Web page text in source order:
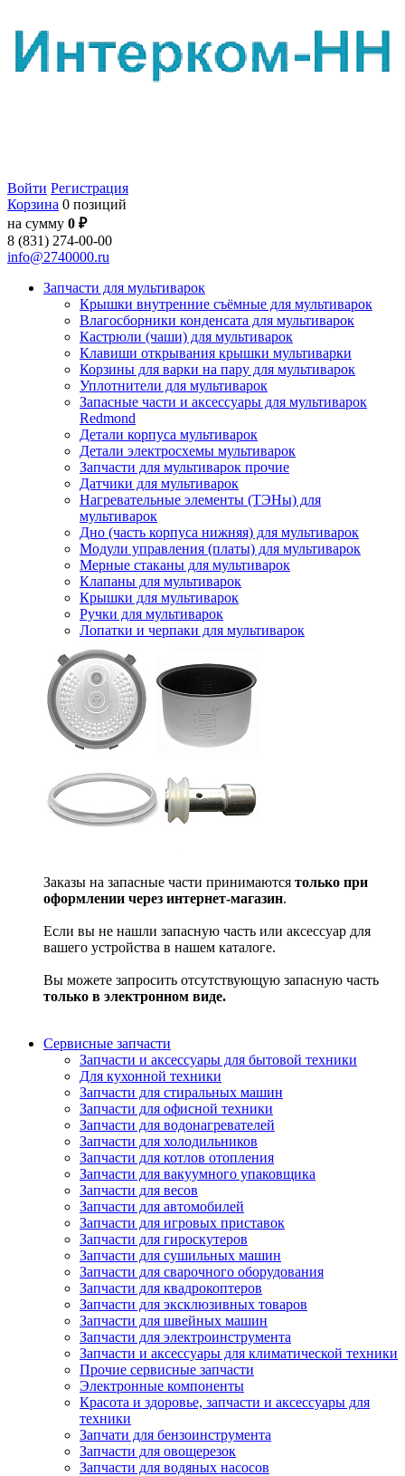
Войти Регистрация
Корзина 0 позиций
на сумму 0 ₽
8 (831) 274-00-00
info@2740000.ru
Запчасти для мультиварок
Крышки внутренние съёмные для мультиварок
Влагосборники конденсата для мультиварок
Кастрюли (чаши) для мультиварок
Клавиши открывания крышки мультиварки
Корзины для варки на пару для мультиварок
Уплотнители для мультиварок
Запасные части и аксессуары для мультиварок
Redmond
Детали корпуса мультиварок
Детали электросхемы мультиварок
Запчасти для мультиварок прочие
Датчики для мультиварок
Нагревательные элементы (ТЭНы) для
мультиварок
Дно (часть корпуса нижняя) для мультиварок
Модули управления (платы) для мультиварок
Мерные стаканы для мультиварок
Клапаны для мультиварок
Крышки для мультиварок
Ручки для мультиварок
Лопатки и черпаки для мультиварок
Заказы на запасные части принимаются только при
оформлении через интернет-магазин.
Если вы не нашли запасную часть или аксессуар для
вашего устройства в нашем каталоге.
Вы можете запросить отсутствующую запасную часть
только в электронном виде.
Сервисные запчасти
Запчасти и аксессуары для бытовой техники
Для кухонной техники
Запчасти для стиральных машин
Запчасти для офисной техники
Запчасти для водонагревателей
Запчасти для холодильников
Запчасти для котлов отопления
Запчасти для вакуумного упаковщика
Запчасти для весов
Запчасти для автомобилей
Запчасти для игровых приставок
Запчасти для гироскутеров
Запчасти для сушильных машин
Запчасти для сварочного оборудования
Запчасти для квадрокоптеров
Запчасти для эксклюзивных товаров
Запчасти для швейных машин
Запчасти для электроинструмента
Запчасти и аксессуары для климатической техники
Прочие сервисные запчасти
Электронные компоненты
Красота и здоровье, запчасти и аксессуары для
техники
Запчати для бензоинструмента
Запчасти для овощерезок
Запчасти для водяных насосов